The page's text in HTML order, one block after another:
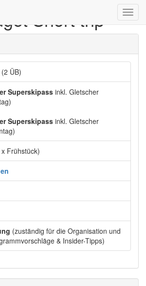
Short trip
(2 ÜB)
Superskipassinkl. Gletscher
Superskipassinkl. Gletscher
x Frühstück)
(zuständig für die Organisation und
& Insider-Tipps)